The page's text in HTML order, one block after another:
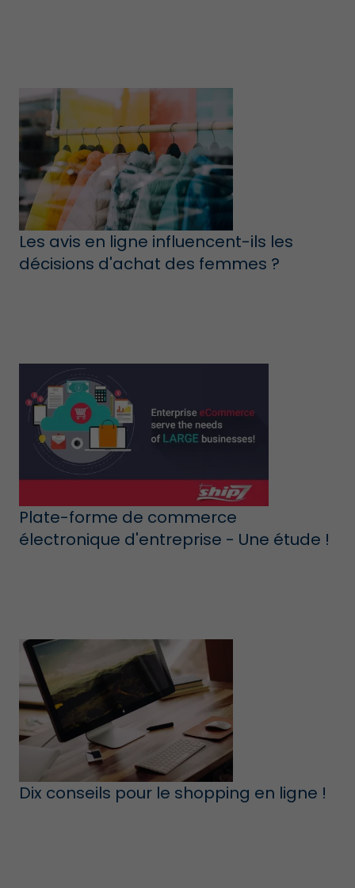
Les avis en ligne influencent-ils les
décisions d'achat des femmes ?
Plate-forme de commerce
électronique d'entreprise - Une étude !
Dix conseils pour le shopping en ligne !